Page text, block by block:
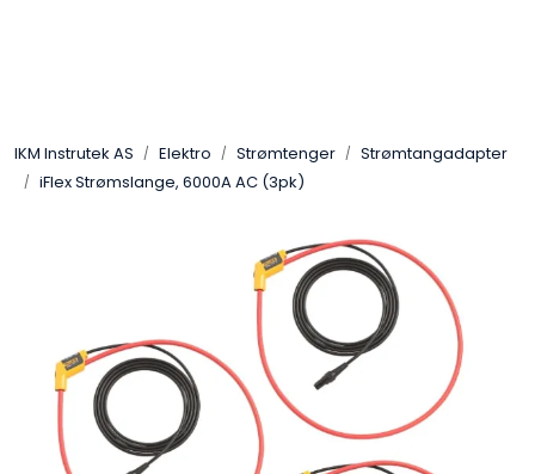
IKM Instrutek AS Elektro Strømtenger
Strømtangadapter
iFlex Strømslange, 6000A AC (3pk)
Elektro
Frekvensomformere
Miljø og sikkerhet